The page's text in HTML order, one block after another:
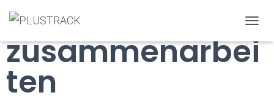
O
G
Mit wem wir
zusammenarbei
ten